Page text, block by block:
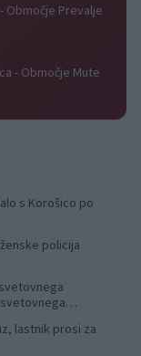
Območje Prevalje
- Območje Mute
s Korošico po
policija
lastnik prosi za